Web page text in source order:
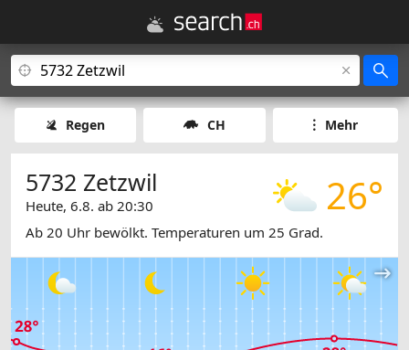
Regen CH Mehr
26°
5732 Zetzwil
Heute, 6.8. ab 20:30
Ab 20 Uhr bewölkt. Temperaturen um 25 Grad.